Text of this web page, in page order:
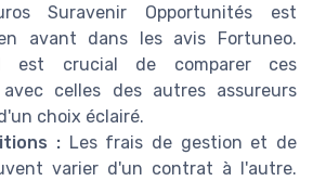
Suravenir Opportunités est
avant dans les avis Fortuneo.
est crucial de comparer ces
avec celles des autres assureurs
choix éclairé.
: Les frais de gestion et de
varier d'un contrat à l'autre.